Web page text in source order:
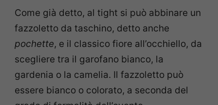
Come già detto, al tight si può abbinare un
fazzoletto da taschino, detto anche
pochette, e il classico fiore all’occhiello, da
scegliere tra il garofano bianco, la
gardenia o la camelia. Il fazzoletto può
essere bianco o colorato, a seconda del